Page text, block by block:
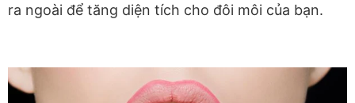
ra ngoài để tăng diện tích cho đôi môi của bạn.